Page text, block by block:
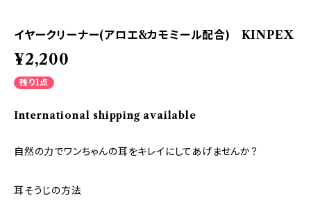
イヤークリーナー(アロエ&カモミール配合) KINPEX
¥2,200
残り1点
International shipping available
自然の力でワンちゃんの耳をキレイにしてあげませんか？
耳そうじの方法